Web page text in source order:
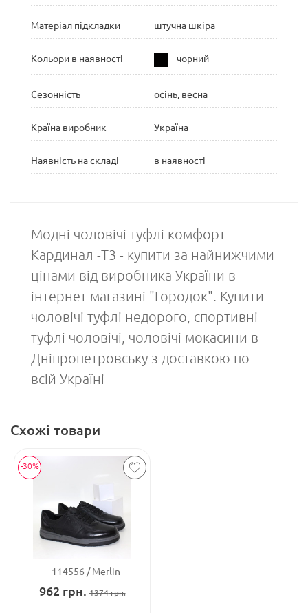
Матеріал підкладки штучна шкіра
Кольори в наявності чорний
Сезонність осінь, весна
Країна виробник Україна
Наявність на складі в наявності
Модні чоловічі туфлі комфорт
Кардинал -T3 - купити за найнижчими
цінами від виробника України в
інтернет магазині "Городок". Купити
чоловічі туфлі недорого, спортивні
туфлі чоловічі, чоловічі мокасини в
Дніпропетровську з доставкою по
всій Україні
Схожі товари
-30%
114556 Merlin
962 грн. 1374грн.